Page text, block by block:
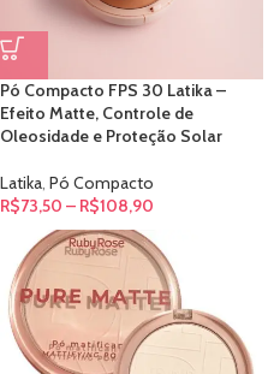
Pó Compacto FPS 30 Latika –
Efeito Matte, Controle de
Oleosidade e Proteção Solar
Latika, Pó Compacto
R$73,50 – R$108,90